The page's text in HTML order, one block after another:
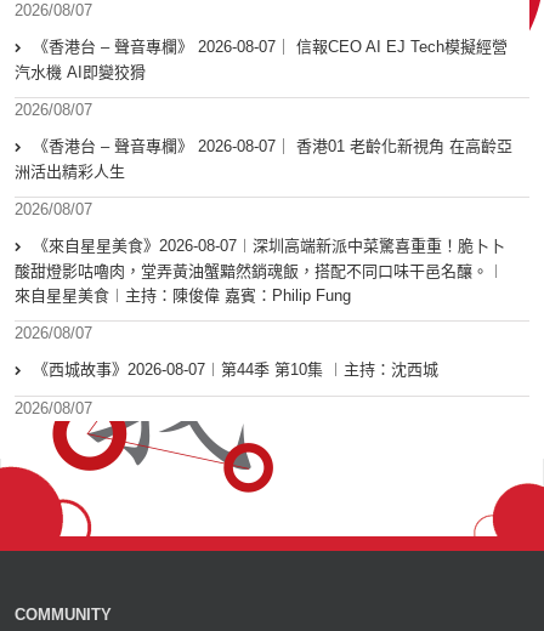
2026/08/07
《香港台 – 聲音專欄》 2026-08-07｜ 信報CEO AI EJ Tech模擬經營
汽水機 AI即變狡猾
2026/08/07
《香港台 – 聲音專欄》 2026-08-07｜ 香港01 老齡化新視角 在高齡亞
洲活出精彩人生
2026/08/07
《來自星星美食》2026-08-07︱深圳高端新派中菜驚喜重重！脆卜卜
酸甜燈影咕嚕肉，堂弄黃油蟹黯然銷魂飯，搭配不同口味干邑名釀。︱
來自星星美食︱主持：陳俊偉 嘉賓：Philip Fung
2026/08/07
《西城故事》2026-08-07︱第44季 第10集 ︱主持：沈西城
2026/08/07
COMMUNITY